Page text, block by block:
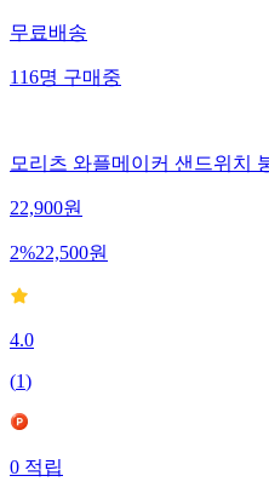
무료배송
116명 구매중
모리츠 와플메이커 샌드위치
22,900원
2%22,500원
4.0
(1)
0적립